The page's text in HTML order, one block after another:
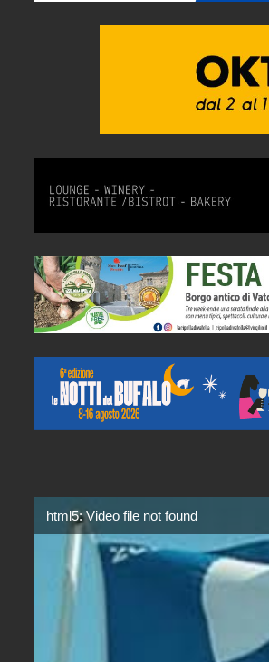
html5: Video file not found